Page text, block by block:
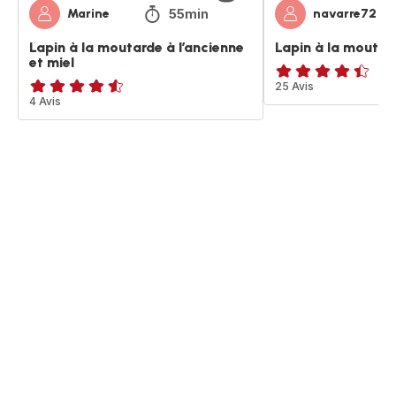
Marine 55min
Lapin à la moutarde à l’ancienne
et miel
ratings.4.5
4 Avis
navarre72
Lapin à la
ratings.4.4
25 Avis